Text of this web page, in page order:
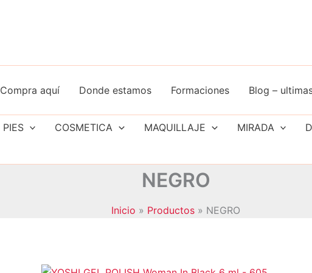
Compra aquí
Donde estamos Formaciones Blog –
PIES COSMETICA MAQUILLAJE MIRADA
NEGRO
Inicio Productos NEGRO